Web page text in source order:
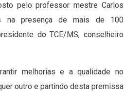
pelo professor mestre Carlos
na presença de mais de 100
do TCE/MS, conselheiro
melhorias e a qualidade no
outro e partindo desta premissa